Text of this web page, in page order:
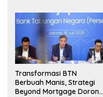
Transformasi BTN
Berbuah Manis, Strategi
Beyond Mortgage Dorong